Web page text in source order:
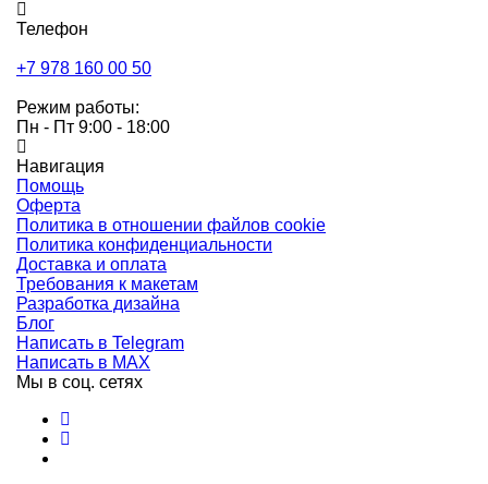
Телефон
+7 978 160 00 50
Режим работы:
Пн - Пт 9:00 - 18:00
Навигация
Помощь
Оферта
Политика в отношении файлов cookie
Политика конфиденциальности
Доставка и оплата
Требования к макетам
Разработка дизайна
Блог
Написать в Telegram
Написать в MAX
Мы в соц. сетях